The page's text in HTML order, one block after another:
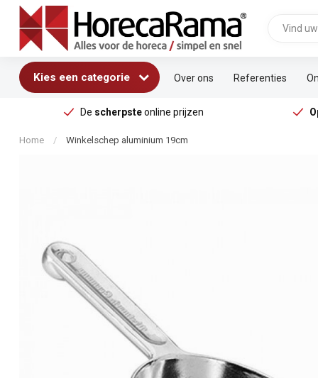
Kies een categorie Over ons Referenties
De scherpsteonline prijzen
Home / Winkelschep aluminium 19cm